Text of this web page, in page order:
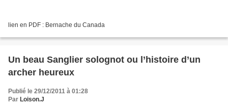
lien en PDF : Bernache du Canada
Un beau Sanglier solognot ou l’histoire d’un
archer heureux
Publié le 29/12/2011 à 01:28
Par Loison.J